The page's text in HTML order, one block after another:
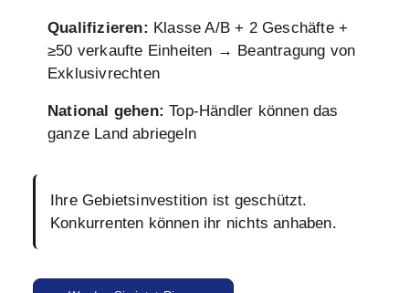
Qualifizieren: Klasse A/B + 2 Geschäfte +
≥50 verkaufte Einheiten → Beantragung von
Exklusivrechten
National gehen: Top-Händler können das
ganze Land abriegeln
Ihre Gebietsinvestition ist geschützt.
Konkurrenten können ihr nichts anhaben.